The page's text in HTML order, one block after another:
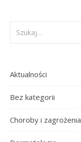
Aktualności
Bez kategorii
Choroby i zagrożenia